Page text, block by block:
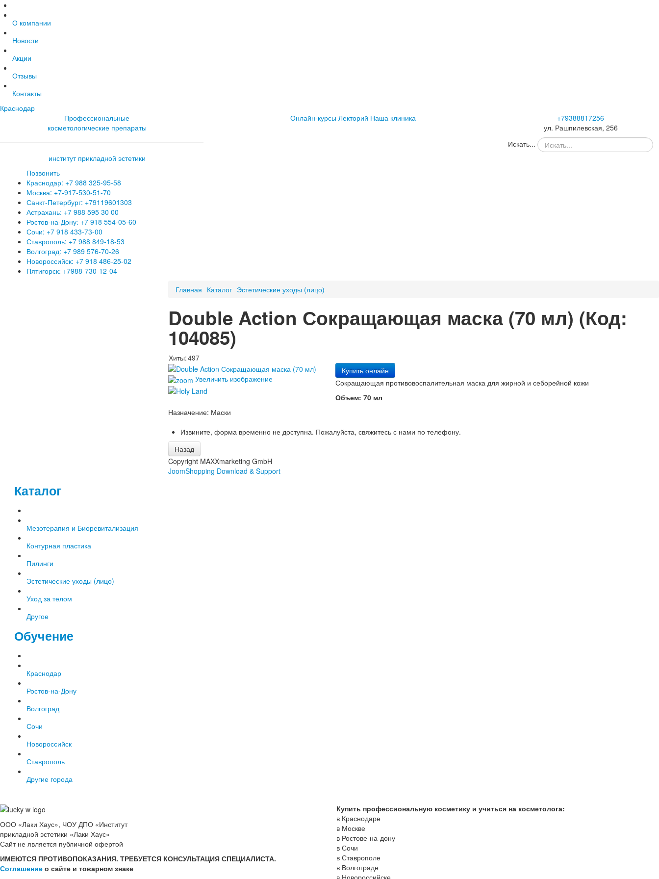
О компании
Новости
Акции
Отзывы
Контакты
Краснодар
Профессиональные
косметологические препараты
институт прикладной эстетики
Онлайн-курсы Лекторий Наша клиника
+79388817256
ул. Рашпилевская, 256
Искать...
Позвонить
Краснодар: +7 988 325-95-58
Москва: +7-917-530-51-70
Санкт-Петербург: +79119601303
Астрахань: +7 988 595 30 00
Ростов-на-Дону: +7 918 554-05-60
Сочи: +7 918 433-73-00
Ставрополь: +7 988 849-18-53
Волгоград: +7 989 576-70-26
Новороссийск: +7 918 486-25-02
Пятигорск: +7988-730-12-04
Главная Каталог Эстетические уходы (лицо)
Double Action Сокращающая маска (70 мл) (Код:
104085)
Хиты:497
Увеличить изображение
Купить онлайн
Сокращающая противовоспалительная маска для жирной и себорейной кожи
Объем: 70 мл
Назначение: Маски
Извините, форма временно не доступна. Пожалуйста, свяжитесь с нами по телефону.
Copyright MAXXmarketing GmbH
JoomShopping Download & Support
Каталог
Мезотерапия и Биоревитализация
Контурная пластика
Пилинги
Эстетические уходы (лицо)
Уход за телом
Другое
Обучение
Краснодар
Ростов-на-Дону
Волгоград
Сочи
Новороссийск
Ставрополь
Другие города
ООО «Лаки Хаус», ЧОУ ДПО «Институт
прикладной эстетики «Лаки Хаус»
Сайт не является публичной офертой
ИМЕЮТСЯ ПРОТИВОПОКАЗАНИЯ. ТРЕБУЕТСЯ КОНСУЛЬТАЦИЯ СПЕЦИАЛИСТА.
Соглашение о сайте и товарном знаке
Купить профессиональную косметику и учиться на косметолога:
в Краснодаре
в Москве
в Ростове-на-дону
в Сочи
в Ставрополе
в Волгограде
в Новороссийске